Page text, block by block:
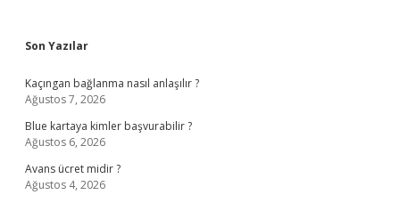
Sidebar
Son Yazılar
Kaçıngan bağlanma nasıl anlaşılır ?
Ağustos 7, 2026
Blue kartaya kimler başvurabilir ?
Ağustos 6, 2026
Avans ücret midir ?
Ağustos 4, 2026